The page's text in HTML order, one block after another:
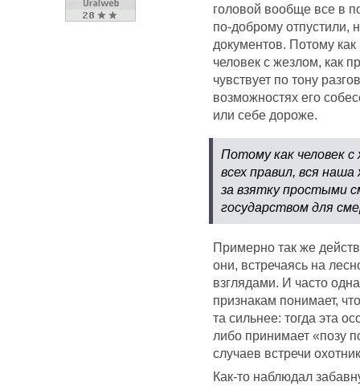
головой вообще все в
по-доброму отпустили,
документов. Потому
человек с жезлом, как
чувствует по тону
возможностях его
или себе дороже.
Потому как человек
всех правил, вся
за взятку простыми
государством для
Примерно так же
они, встречаясь на
взглядами. И часто
признакам понимает,
та сильнее: тогда эта
либо принимает «позу
случаев встречи
Как-то наблюдал